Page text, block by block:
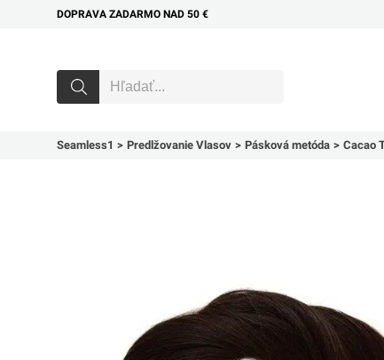
DOPRAVA ZADARMO NAD 50 €
Seamless1 Predlžovanie Vlasov Pásková metóda Cacao